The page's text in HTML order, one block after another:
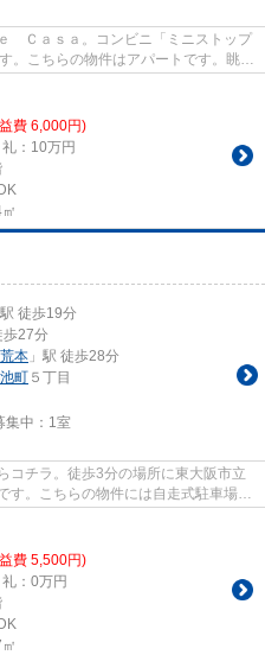
Ｃａｓａ。コンビニ「ミニストップ
。こちらの物件はアパートです。眺望
費 6,000円)
：10万円
駅 徒歩19分
歩27分
荒本 」駅 徒歩28分
町 ５丁目
中： 1室
コチラ。徒歩3分の場所に東大阪市立
す。こちらの物件には自走式駐車場が
費 5,500円)
：0万円